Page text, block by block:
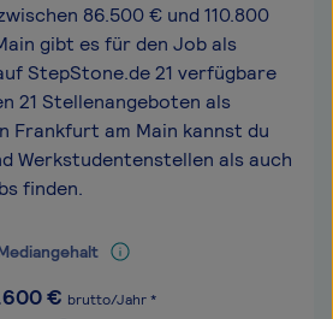
86.500 € und 110.800
gibt es für den Job als
StepStone.de 21 verfügbare
21 Stellenangeboten als
Frankfurt am Main kannst du
Werkstudentenstellen als auch
finden.
€ brutto/Jahr *